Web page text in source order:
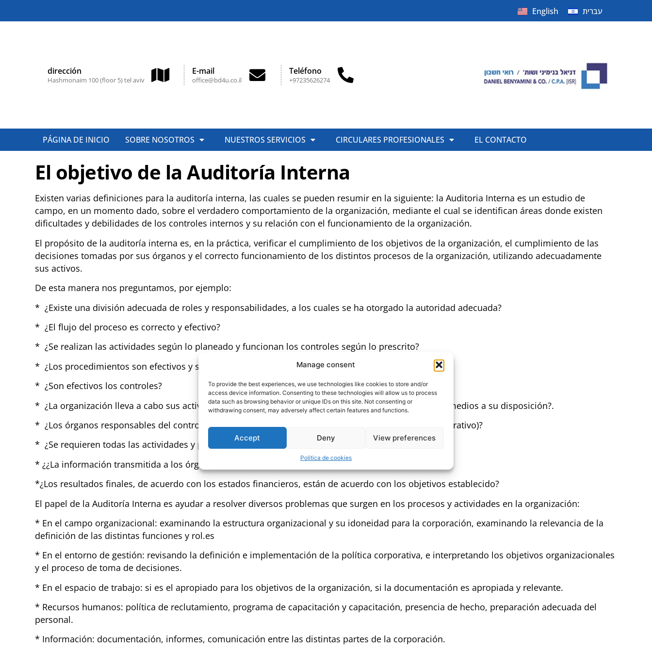
Manage consent
To provide the best experiences, we use technologies like cookies to store and/or
access device information. Consenting to these technologies will allow us to process
data such as browsing behavior or unique IDs on this site. Not consenting or
withdrawing consent, may adversely affect certain features and functions.
Accept Deny View preferences
Política de cookies
English עברית
dirección
Hashmonaim 100 (floor 5) tel aviv
E-mail
office@bd4u.co.il
Teléfono
+97235626274
PÁGINA DE INICIO SOBRE NOSOTROS NUESTROS SERVICIOS CIRCULARES PROFESIONALES EL CONTACTO
El objetivo de la Auditoría Interna
Existen varias definiciones para la auditoría interna, las cuales se pueden resumir en la siguiente: la Auditoria Interna es un estudio de
campo, en un momento dado, sobre el verdadero comportamiento de la organización, mediante el cual se identifican áreas donde existen
dificultades y debilidades de los controles internos y su relación con el funcionamiento de la organización.
El propósito de la auditoría interna es, en la práctica, verificar el cumplimiento de los objetivos de la organización, el cumplimiento de las
decisiones tomadas por sus órganos y el correcto funcionamiento de los distintos procesos de la organización, utilizando adecuadamente
sus activos.
De esta manera nos preguntamos, por ejemplo:
* ¿Existe una división adecuada de roles y responsabilidades, a los cuales se ha otorgado la autoridad adecuada?
* ¿El flujo del proceso es correcto y efectivo?
* ¿Se realizan las actividades según lo planeado y funcionan los controles según lo prescrito?
* ¿Los procedimientos son efectivos y sostenidos?
* ¿Son efectivos los controles?
* ¿La organización lleva a cabo sus actividades de acuerdo a lo presupuestado y de acuerdo con los medios a su disposición?.
* ¿Los órganos responsables del control en la organización funcionan correctamente (gobierno corporativo)?
* ¿Se requieren todas las actividades y procesos?
* ¿¿La información transmitida a los órganos de organización y gestión es completa y oportuna?
*¿Los resultados finales, de acuerdo con los estados financieros, están de acuerdo con los objetivos establecido?
El papel de la Auditoría Interna es ayudar a resolver diversos problemas que surgen en los procesos y actividades en la organización:
* En el campo organizacional: examinando la estructura organizacional y su idoneidad para la corporación, examinando la relevancia de la
definición de las distintas funciones y rol.es
* En el entorno de gestión: revisando la definición e implementación de la política corporativa, e interpretando los objetivos organizacionales
y el proceso de toma de decisiones.
* En el espacio de trabajo: si es el apropiado para los objetivos de la organización, si la documentación es apropiada y relevante.
* Recursos humanos: política de reclutamiento, programa de capacitación y capacitación, presencia de hecho, preparación adecuada del
personal.
* Información: documentación, informes, comunicación entre las distintas partes de la corporación.